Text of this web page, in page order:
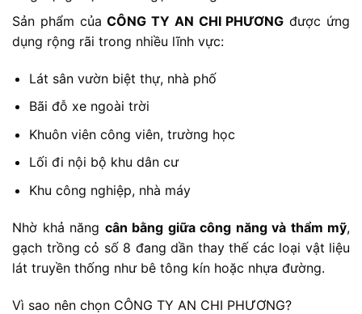
Sản phẩm củaCÔNG TY AN CHI PHƯƠNG được ứng
dụng rộng rãi trong nhiều lĩnh vực:
Lát sân vườn biệt thự, nhà phố
Bãi đỗ xe ngoài trời
Khuôn viên công viên, trường học
Lối đi nội bộ khu dân cư
Khu công nghiệp, nhà máy
Nhờ khả năng cân bằng giữa công năng và thẩm mỹ,
gạch trồng cỏ số 8 đang dần thay thế các loại vật liệu
lát truyền thống như bê tông kín hoặc nhựa đường.
Vì sao nên chọn CÔNG TY AN CHI PHƯƠNG?